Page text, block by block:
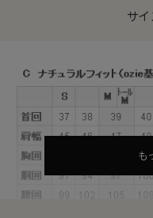
クールマックス®オールシ
ライ素材
・衣服内をドライに保ち
・シワになりにくい形態安定
・洗濯後の乾きも早く、
これらの特長を備えた高
サ
も